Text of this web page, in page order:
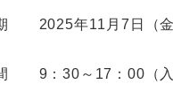
年11月7日（金
：30～17：00（入